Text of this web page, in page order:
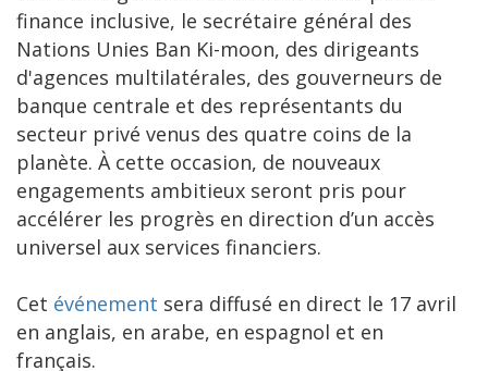
finance inclusive, le secrétaire général des
Nations Unies Ban Ki-moon, des dirigeants
d'agences multilatérales, des gouverneurs de
banque centrale et des représentants du
secteur privé venus des quatre coins de la
planète. À cette occasion, de nouveaux
engagements ambitieux seront pris pour
accélérer les progrès en direction d’un accès
universel aux services financiers.
Cet événement sera diffusé en direct le 17 avril
en anglais, en arabe, en espagnol et en
français.